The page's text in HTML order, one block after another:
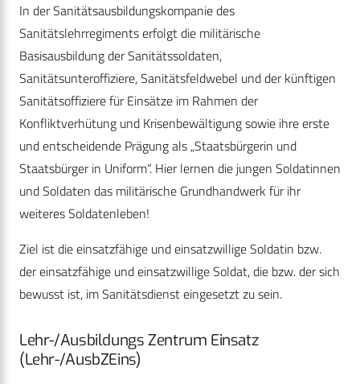
In der Sanitätsausbildungskompanie des
Sanitätslehrregiments erfolgt die militärische
Basisausbildung der Sanitätssoldaten,
Sanitätsunteroffiziere, Sanitätsfeldwebel und der künftigen
Sanitätsoffiziere für Einsätze im Rahmen der
Konfliktverhütung und Krisenbewältigung sowie ihre erste
und entscheidende Prägung als „Staatsbürgerin und
Staatsbürger in Uniform“. Hier lernen die jungen Soldatinnen
und Soldaten das militärische Grundhandwerk für ihr
weiteres Soldatenleben!
Ziel ist die einsatzfähige und einsatzwillige Soldatin bzw.
der einsatzfähige und einsatzwillige Soldat, die bzw. der sich
bewusst ist, im Sanitätsdienst eingesetzt zu sein.
Lehr-/Ausbildungs Zentrum Einsatz
(Lehr-/AusbZEins)